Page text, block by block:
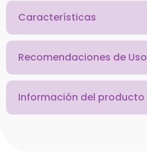
Características
Recomendaciones de Uso
Información del producto